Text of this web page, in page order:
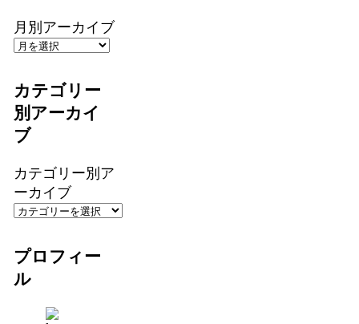
月別アーカイブ
カテゴリー
別アーカイ
ブ
カテゴリー別ア
ーカイブ
プロフィー
ル